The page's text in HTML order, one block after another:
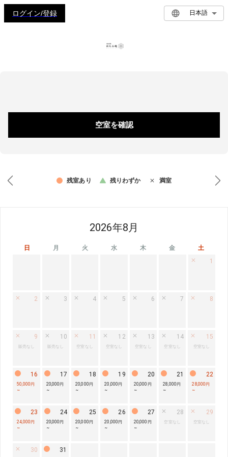
ログイン/登録 日本語
空室を確認
残室あり 残りわずか 満室
2026年8月
日 月 火 水 木 金
土
1
2 3 4 5 6 7 8
9
販売なし
10
販売なし
11
空室なし
12
空室なし
13
空室なし
14
空室なし
15
空室なし
16
50,000円
~
17
20,000円
~
18
20,000円
~
19
20,000円
~
20
20,000円
~
21
28,000円
~
22
28,000円
~
23
24,000円
~
24
20,000円
~
25
20,000円
~
26
20,000円
~
27
20,000円
~
28
空室なし
29
空室なし
30 31